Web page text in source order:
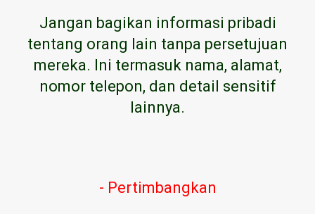
Jangan bagikan informasi pribadi
tentang orang lain tanpa persetujuan
mereka. Ini termasuk nama, alamat,
nomor telepon, dan detail sensitif
lainnya.
- Pertimbangkan